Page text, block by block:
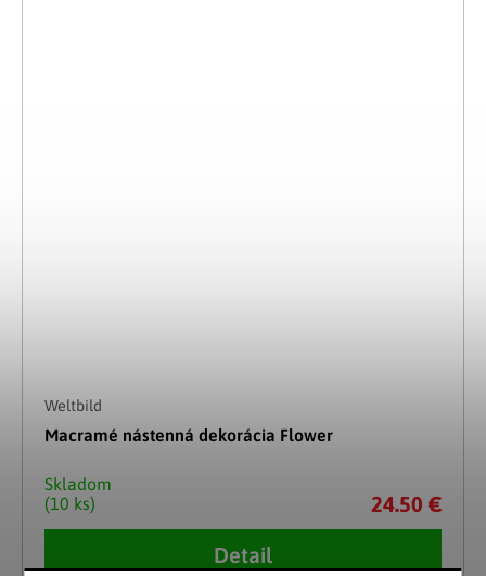
Weltbild
Macramé nástenná dekorácia Flower
Skladom
(10 ks)
24.50 €
Detail